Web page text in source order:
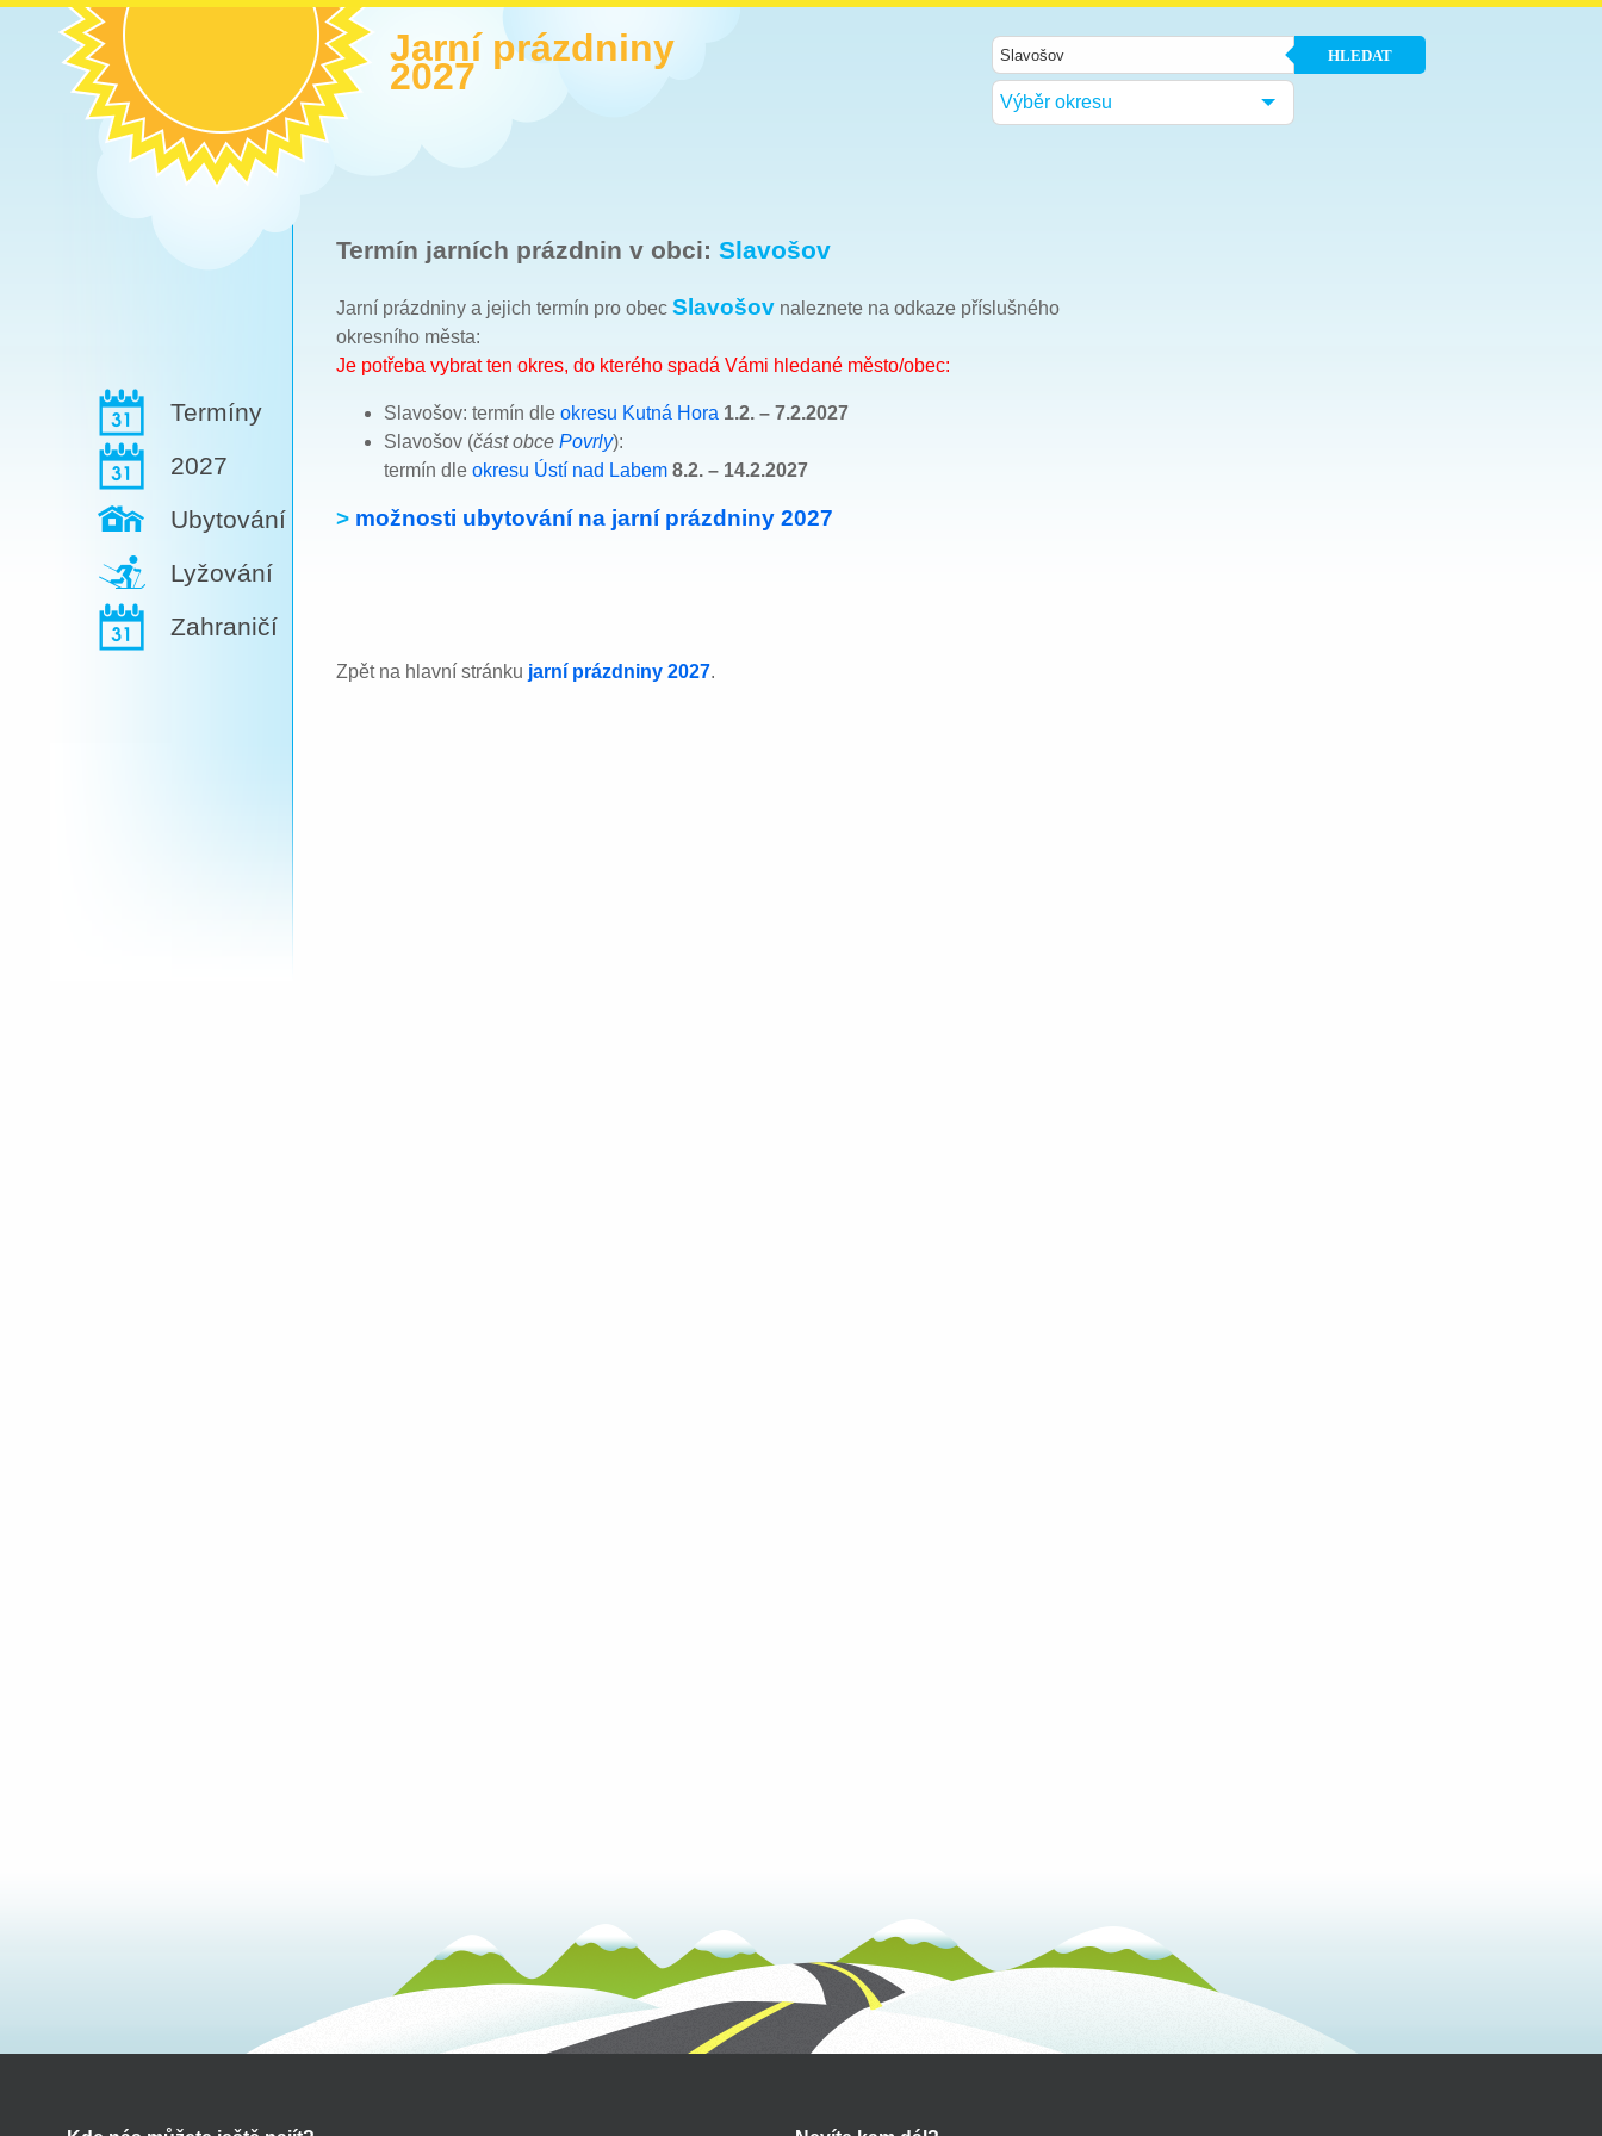
Jarní prázdniny
2027 HLEDAT
Výběr okresu
Termíny
2027
Ubytování
Lyžování
Zahraničí
Termín jarních prázdnin v obci: Slavošov
Jarní prázdniny a jejich termín pro obec Slavošov naleznete na odkaze příslušného
okresního města:
Je potřeba vybrat ten okres, do kterého spadá Vámi hledané město/obec:
Slavošov: termín dle okresu Kutná Hora 1.2. – 7.2.2027
Slavošov (část obce Povrly):
termín dle okresu Ústí nad Labem 8.2. – 14.2.2027
> možnosti ubytování na jarní prázdniny 2027
Zpět na hlavní stránku jarní prázdniny 2027.